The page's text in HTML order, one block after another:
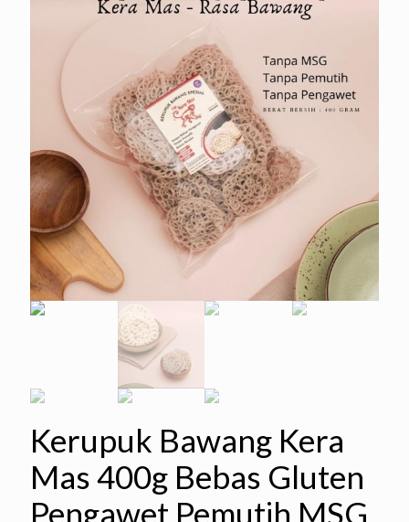
Kerupuk Bawang Kera
Mas 400g Bebas Gluten
Pengawet Pemutih MSG